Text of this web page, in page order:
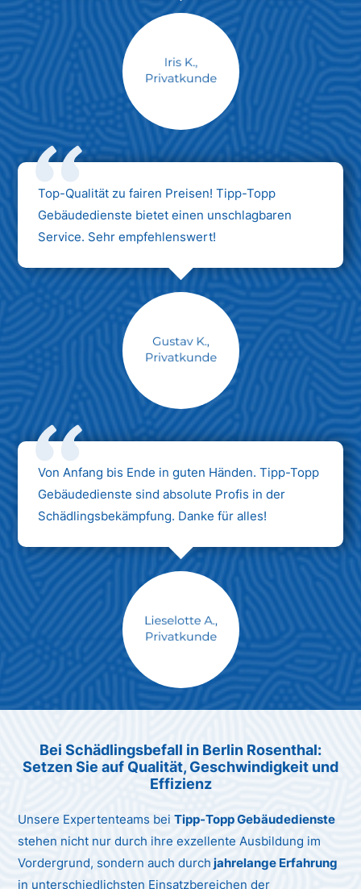
Max Mustermann
Unternehmen AG
Top-Qualität zu fairen Preisen! Tipp-Topp
Gebäudedienste bietet einen unschlagbaren
Service. Sehr empfehlenswert!
Max Mustermann
Unternehmen AG
Von Anfang bis Ende in guten Händen. Tipp-Topp
Gebäudedienste sind absolute Profis in der
Schädlingsbekämpfung. Danke für alles!
Max Mustermann
Bei Schädlingsbefall in Berlin Rosenthal:
Setzen Sie auf Qualität, Geschwindigkeit und
Effizienz
Unsere Expertenteams beiTipp-Topp Gebäudedienste
stehen nicht nur durch ihre exzellente Ausbildung im
Vordergrund, sondern auch durch jahrelange Erfahrung
in unterschiedlichsten Einsatzbereichen der